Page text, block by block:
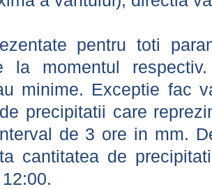
pentru toti
la momentul
minime. Exceptie fac
precipitatii care
de 3 ore in mm.
cantitatea de